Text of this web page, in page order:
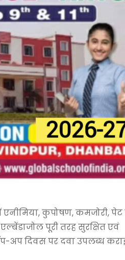
कुपोषण, कमजोरी, पेट
पूरी तरह सुरक्षित एवं
अप दिवस पर दवा उपलब्ध